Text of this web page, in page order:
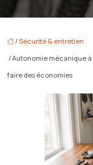
/Sécurité & entretien
/ Autonomie mécanique à
faire des économies